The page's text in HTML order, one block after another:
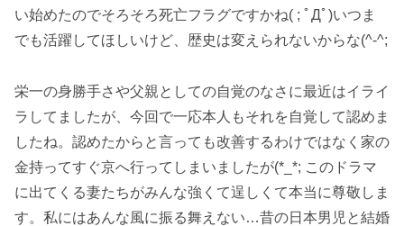
い始めたのでそろそろ死亡フラグですかね( ; ﾟДﾟ)いつま
でも活躍してほしいけど、歴史は変えられないからな(^-^;
栄一の身勝手さや父親としての自覚のなさに最近はイライ
ラしてましたが、今回で一応本人もそれを自覚して認めま
したね。認めたからと言っても改善するわけではなく家の
金持ってすぐ京へ行ってしまいましたが(*_*; このドラマ
に出てくる妻たちがみんな強くて逞しくて本当に尊敬しま
す。私にはあんな風に振る舞えない…昔の日本男児と結婚